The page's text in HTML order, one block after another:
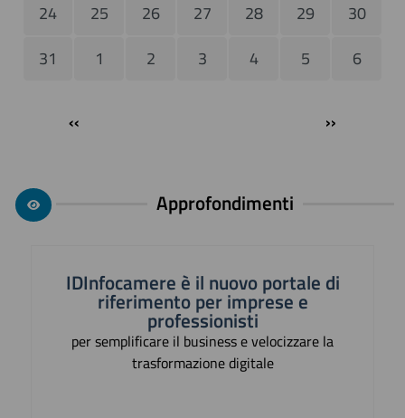
24
25 26 27 28 29
30
31
1 2 3 4 5 6
‹‹ ››
Approfondimenti
IDInfocamere è il nuovo portale di
riferimento per imprese e
professionisti
per semplificare il business e velocizzare la
trasformazione digitale